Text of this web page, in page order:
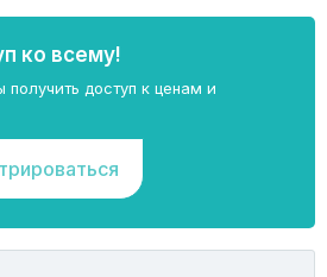
ко всему!
получить доступ к ценам и